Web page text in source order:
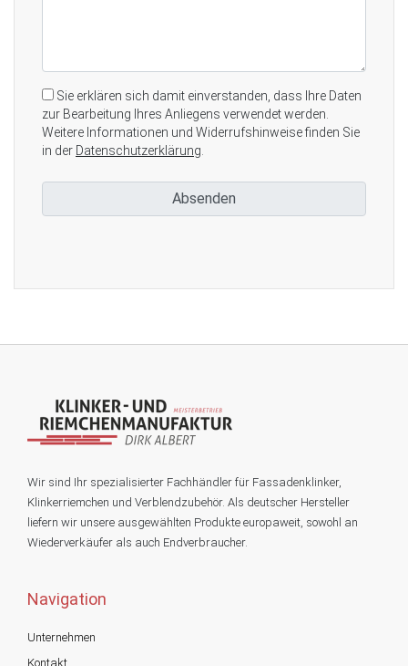
Sie erklären sich damit einverstanden, dass Ihre Daten
zur Bearbeitung Ihres Anliegens verwendet werden.
Weitere Informationen und Widerrufshinweise finden Sie
in der Datenschutzerklärung
Wir sind Ihr spezialisierter Fachhändler für Fassadenklinker,
Klinkerriemchen und Verblendzubehör. Als deutscher Hersteller
liefern wir unsere ausgewählten Produkte europaweit, sowohl an
Wiederverkäufer als auch Endverbraucher.
Navigation
Unternehmen
Kontakt